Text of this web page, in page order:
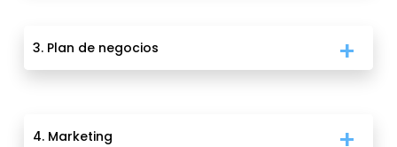
3. Plan de negocios
4. Marketing